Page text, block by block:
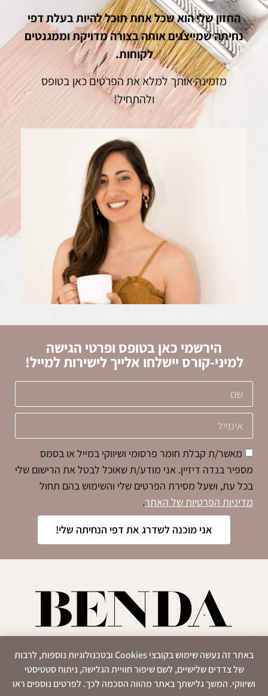
החזון שלי הוא שכל אחת תוכל להיות בעלת דפי
נחיתה שמייצגים אותה בצורה מדויקת וממגנטים
לקוחות.
מזמינה אותך למלא את הפרטים כאן בטופס
ולהתחיל!
הירשמי כאן בטופס ופרטי הגישה
למיני-קורס יישלחו אלייך לישירות למייל!
מאשר/ת קבלת חומר פרסומי ושיווקי במייל או בסמס
מספיר בנדה דיזיין. אני מודע/ת שאוכל לבטל את הרישום שלי
בכל עת, ושעל מסירת הפרטים שלי והשימוש בהם תחול
מדיניות הפרטיות של האתר.
אני מוכנה לשדרג את דפי הנחיתה שלי!
כל הזכויות שמורות לסטודיו ספיר בנדה דיזיין © 2025
באתר זה נעשה שימוש בקובצי Cookies ובטכנולוגיות נוספות, לרבות
של צדדים שלישיים, לשם שיפור חוויית הגלישה, ניתוח סטטיסטי
ושיווקי. המשך גלישתך באתר מהווה הסכמה לכך. לפרטים נוספים ראו